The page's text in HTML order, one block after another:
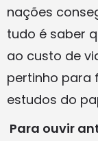
nações
tudo é saber
ao custo de
pertinho para
estudos do
Para ouvir